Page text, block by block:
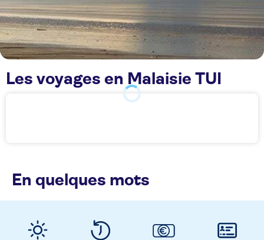
Les voyages en Malaisie TUI
En quelques mots